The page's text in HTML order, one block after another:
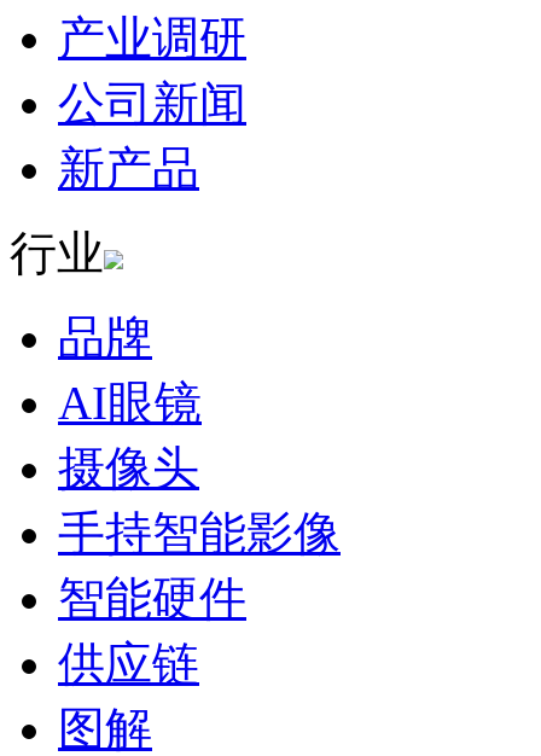
产业调研
公司新闻
新产品
行业
品牌
AI眼镜
摄像头
手持智能影像
智能硬件
供应链
图解